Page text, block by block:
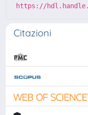
https://
Citazioni